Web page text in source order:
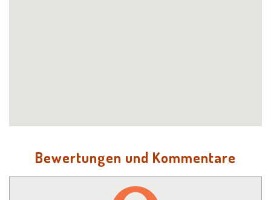
Bewertungen und Kommentare